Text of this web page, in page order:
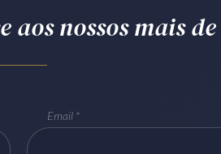
aos nossos mais
Email